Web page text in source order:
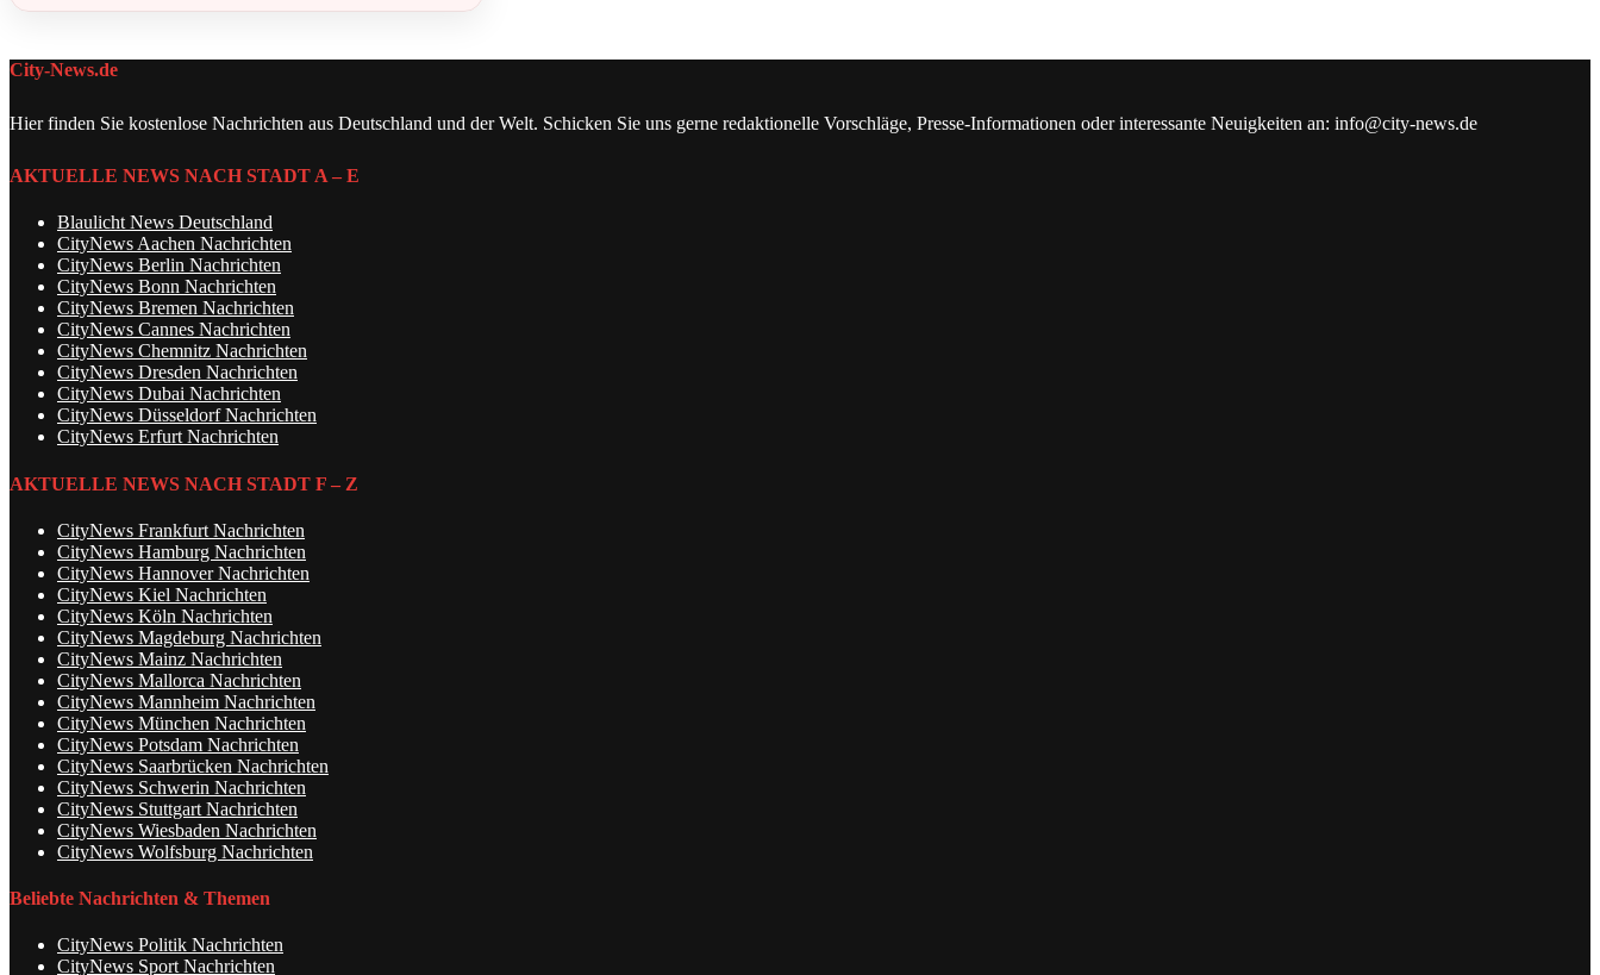
City-News.de
Hier finden Sie kostenlose Nachrichten aus Deutschland und der Welt. Schicken Sie uns gerne redaktionelle Vorschläge, Presse-Informationen oder interessante Neuigkeiten an: info@city-news.de
AKTUELLE NEWS NACH STADT A – E
Blaulicht News Deutschland
CityNews Aachen Nachrichten
CityNews Berlin Nachrichten
CityNews Bonn Nachrichten
CityNews Bremen Nachrichten
CityNews Cannes Nachrichten
CityNews Chemnitz Nachrichten
CityNews Dresden Nachrichten
CityNews Dubai Nachrichten
CityNews Düsseldorf Nachrichten
CityNews Erfurt Nachrichten
AKTUELLE NEWS NACH STADT F – Z
CityNews Frankfurt Nachrichten
CityNews Hamburg Nachrichten
CityNews Hannover Nachrichten
CityNews Kiel Nachrichten
CityNews Köln Nachrichten
CityNews Magdeburg Nachrichten
CityNews Mainz Nachrichten
CityNews Mallorca Nachrichten
CityNews Mannheim Nachrichten
CityNews München Nachrichten
CityNews Potsdam Nachrichten
CityNews Saarbrücken Nachrichten
CityNews Schwerin Nachrichten
CityNews Stuttgart Nachrichten
CityNews Wiesbaden Nachrichten
CityNews Wolfsburg Nachrichten
Beliebte Nachrichten & Themen
CityNews Politik Nachrichten
CityNews Sport Nachrichten